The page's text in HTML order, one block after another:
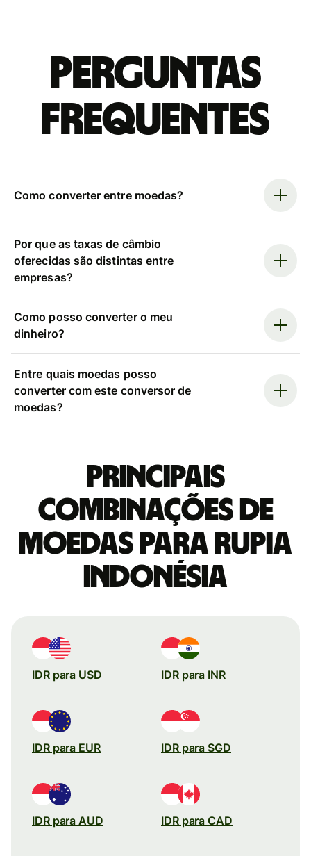
Perguntas
frequentes
Como converter entre moedas?
Por que as taxas de câmbio
oferecidas são distintas entre
empresas?
Como posso converter o meu
dinheiro?
Entre quais moedas posso
converter com este conversor de
moedas?
Principais
combinações de
moedas para Rupia
indonésia
IDR para USD IDR para INR
IDR para EUR IDR para SGD
IDR para AUD IDR para CAD